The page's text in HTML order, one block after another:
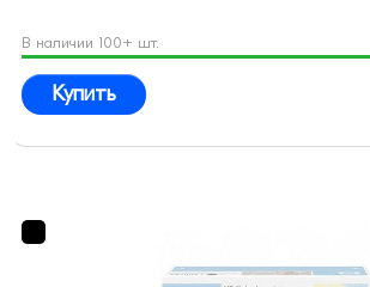
В наличии 100+ шт.
Купить